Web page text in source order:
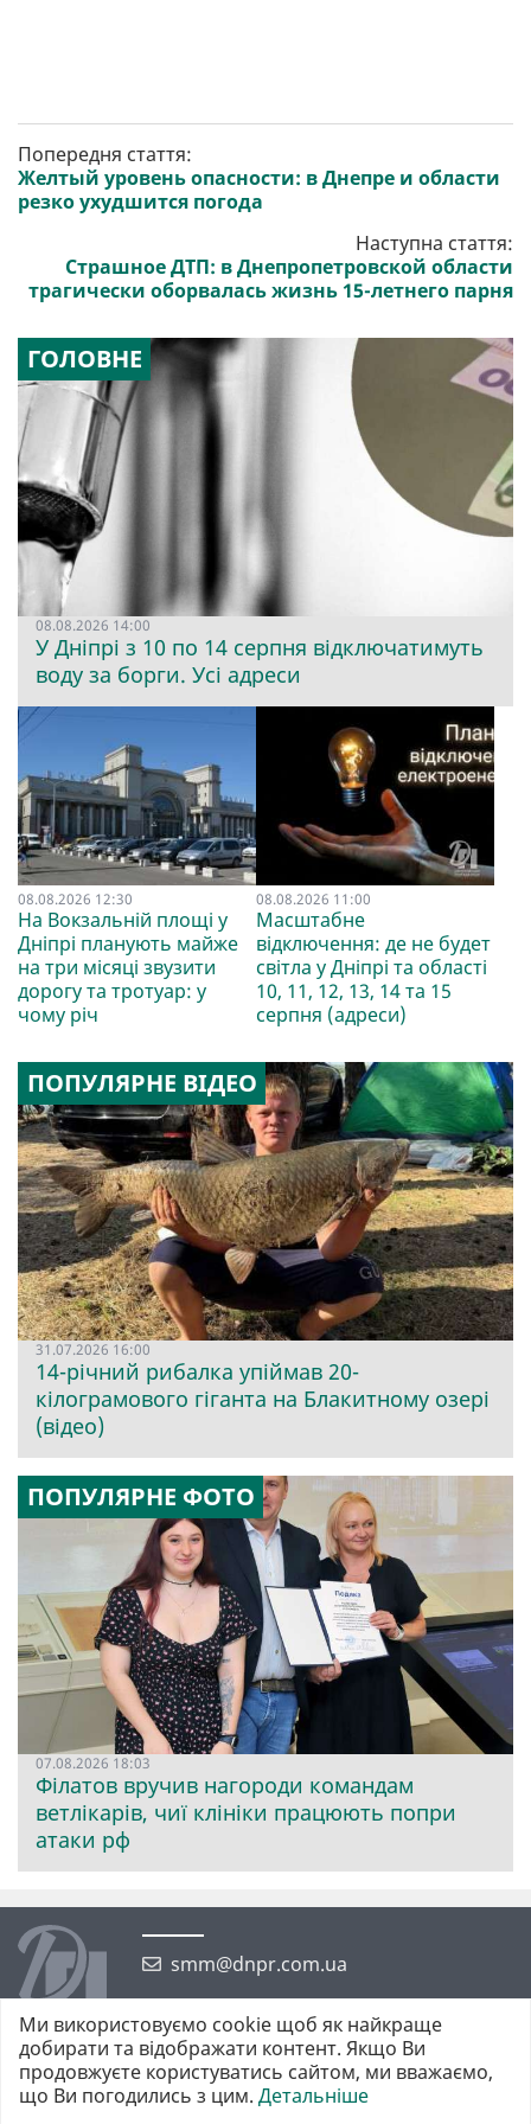
Попередня стаття:
Желтый уровень опасности: в Днепре и области
резко ухудшится погода
Наступна стаття:
Страшное ДТП: в Днепропетровской области
трагически оборвалась жизнь 15-летнего парня
ГОЛОВНЕ
08.08.2026 14:00
У Дніпрі з 10 по 14 серпня відключатимуть
воду за борги. Усі адреси
08.08.2026 12:30
На Вокзальній площі у
Дніпрі планують майже
на три місяці звузити
дорогу та тротуар: у
чому річ
08.08.2026 11:00
Масштабне
відключення: де не будет
світла у Дніпрі та області
10, 11, 12, 13, 14 та 15
серпня (адреси)
ПОПУЛЯРНЕ ВІДЕО
31.07.2026 16:00
14-річний рибалка упіймав 20-
кілограмового гіганта на Блакитному озері
(відео)
ПОПУЛЯРНЕ ФОТО
07.08.2026 18:03
Філатов вручив нагороди командам
ветлікарів, чиї клініки працюють попри
атаки рф
smm@dnpr.com.ua
©2026 https://dnpr.com.ua Дніпровська порадниця
Ми використовуємо cookie щоб як найкраще
добирати та відображати контент. Якщо Ви
продовжуєте користуватись сайтом, ми вважаємо,
що Ви погодились з цим. Детальніше